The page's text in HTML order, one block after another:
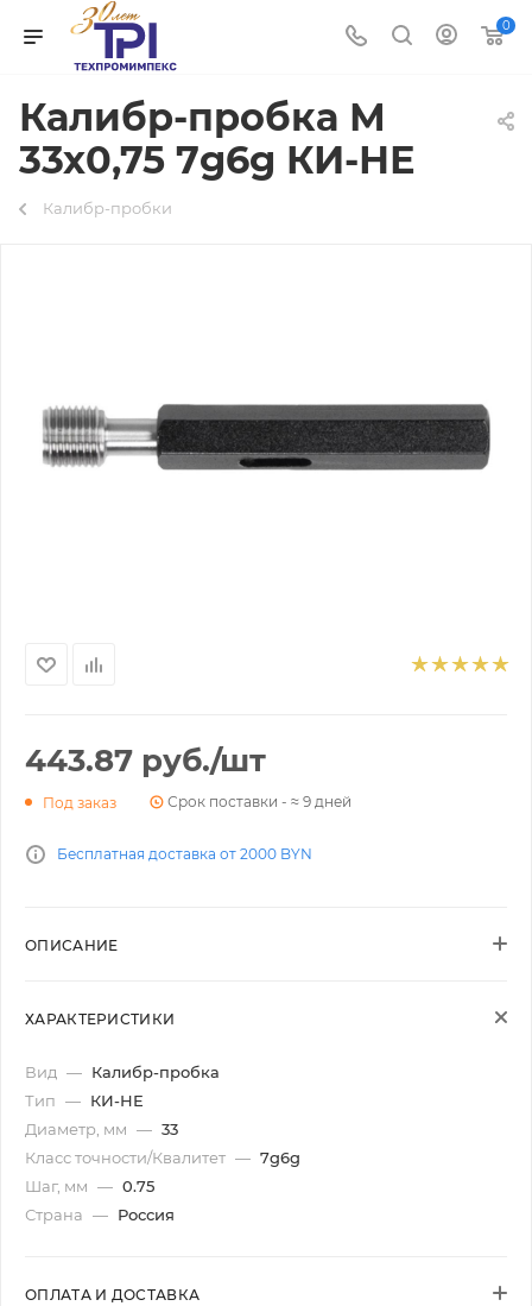
0
Калибр-пробка М
33х0,75 7g6g КИ-НЕ
Калибр-пробки
443.87 руб./шт
Под заказ Срок поставки - ≈ 9 дней
Бесплатная доставка от 2000 BYN
ОПИСАНИЕ
ХАРАКТЕРИСТИКИ
Вид — Калибр-пробка
Тип — КИ-НЕ
Диаметр, мм — 33
Класс точности/Квалитет — 7g6g
Шаг, мм — 0.75
Страна — Россия
ОПЛАТА И ДОСТАВКА